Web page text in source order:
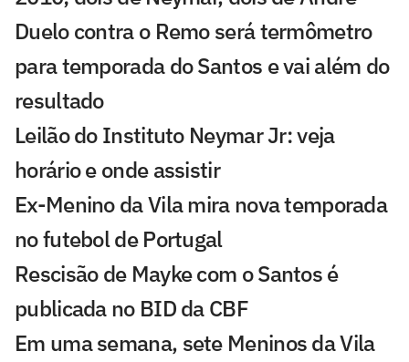
Duelo contra o Remo será termômetro
para temporada do Santos e vai além do
resultado
Leilão do Instituto Neymar Jr: veja
horário e onde assistir
Ex-Menino da Vila mira nova temporada
no futebol de Portugal
Rescisão de Mayke com o Santos é
publicada no BID da CBF
Em uma semana, sete Meninos da Vila